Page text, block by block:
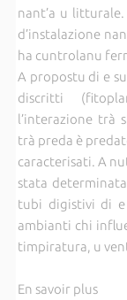
nant’a u
d’instalazione
ha cuntrolanu
A propostu di e
discritti
l’interazione trà
trà preda è
caracterisati. A
stata
tubi digistivi di
ambianti chi
timpiratura, u
En savoir plus